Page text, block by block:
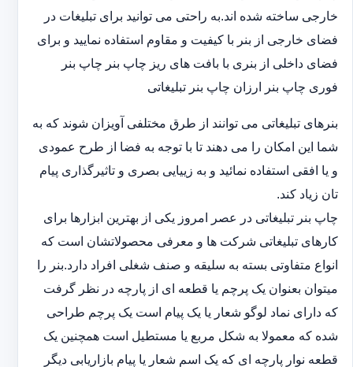
خارجی ساخته شده اند.به راحتی می توانید برای تبلیغات در
فضای خارجی از بنر با کیفیت و مقاوم استفاده نمایید و برای
فضای داخلی از بنری با بافت های ریز چاپ بنر چاپ بنر
فوری چاپ بنر ارزان چاپ بنر تبلیغاتی
بنرهای تبلیغاتی می توانند از طرق مختلفی آویزان شوند که به
شما این امکان را می دهند تا با توجه به فضا از طرح عمودی
و یا افقی استفاده نمائید و به زییایی بصری و تاثیرگذاری پیام
تان زیاد کند.
چاپ بنر تبلیغاتی در عصر امروز یکی از بهترین ابزارها برای
کارهای تبلیغاتی شرکت ها و معرفی محصولاتشان است که
انواع متفاوتی بسته به سلیقه و صنف شغلی افراد دارد.بنر را
میتوان بعنوان یک پرچم یا قطعه ای از پارچه در نظر گرفت
که دارای نماد لوگو شعار یا یک پیام است یک پرچم طراحی
شده که معمولا به شکل مربع یا مستطیل است همچنین یک
قطعه نوار پارچه ای که یک اسم شعار یا پیام بازاریابی دیگر